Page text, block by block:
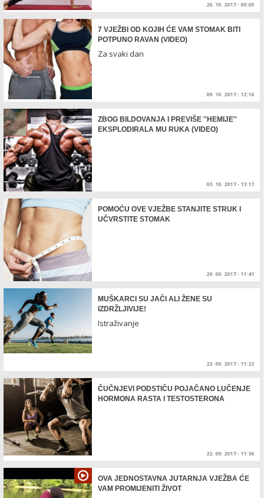
26. 10. 2017 - 09:05
7 VJEŽBI OD KOJIH ĆE VAM STOMAK BITI
POTPUNO RAVAN (VIDEO)
Za svaki dan
09. 10. 2017 - 12:16
ZBOG BILDOVANJA I PREVIŠE ''HEMIJE''
EKSPLODIRALA MU RUKA (VIDEO)
03. 10. 2017 - 13:17
POMOĆU OVE VJEŽBE STANJITE STRUK I
UČVRSTITE STOMAK
29. 09. 2017 - 11:41
MUŠKARCI SU JAČI ALI ŽENE SU
IZDRŽLJIVIJE!
Istraživanje
23. 09. 2017 - 11:22
ČUČNJEVI PODSTIČU POJAČANO LUČENJE
HORMONA RASTA I TESTOSTERONA
22. 09. 2017 - 11:36
OVA JEDNOSTAVNA JUTARNJA VJEŽBA ĆE
VAM PROMIJENITI ŽIVOT